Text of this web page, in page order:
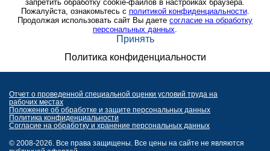
запретить обработку cookie-файлов в настройках браузера.
Пожалуйста, ознакомьтесь с политикой конфиденциальности.
Продолжая использовать сайт Вы даете согласие на обработку
персональных данных.
Принять
Политика конфиденциальности
Отчет о проведенной специальной оценки условий труда на
рабочих местах
Положение об обработке и защите персональных данных
Политика конфиденциальности
Согласие на обработку и хранение персональных данных
© 2008-2026. Все права защищены. Все цены на сайте не являются